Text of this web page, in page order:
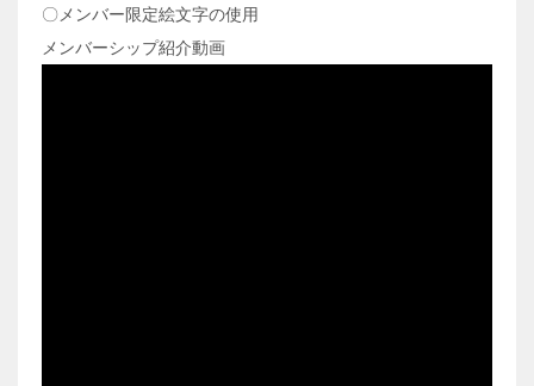
〇メンバー限定絵文字の使用
メンバーシップ紹介動画